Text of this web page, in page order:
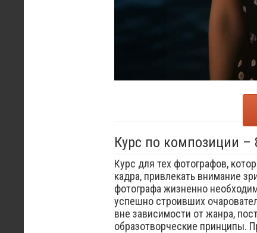
Курс по композиции –
Курс для тех фотографов,
кадра, привлекать внимание
фотографа жизненно
успешно строивших
вне зависимости от жанра,
образотворческие принципы.